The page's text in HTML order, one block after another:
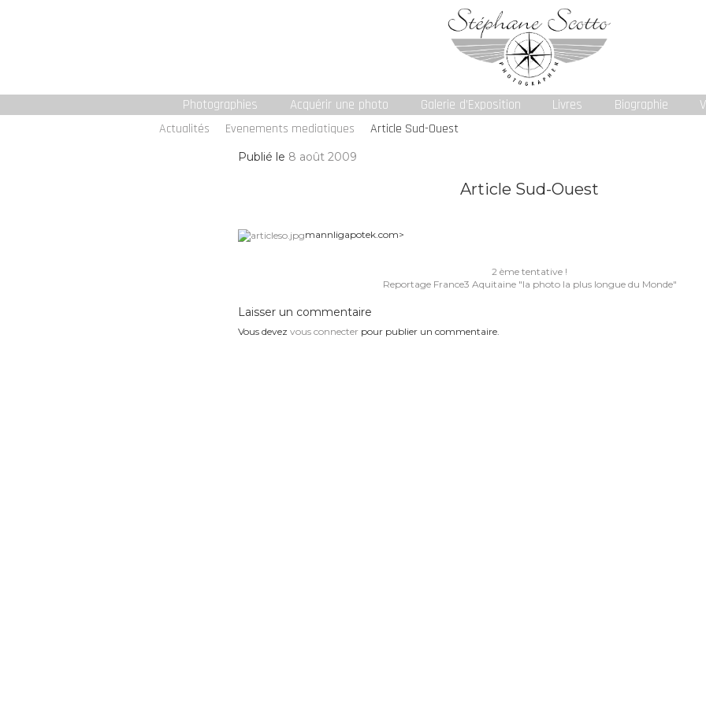
Photographies Acquérir une photo Galerie d’Exposition Livres Biographie
Actualités Evenements mediatiques Article Sud-Ouest
Publié le 8 août 2009
Article Sud-Ouest
mannligapotek.com>
Navigation
de
l’article
2 ème tentative !
Reportage France3 Aquitaine "la photo la plus longue du Monde"
Laisser un commentaire
Vous devezvous connecter pour publier un commentaire.